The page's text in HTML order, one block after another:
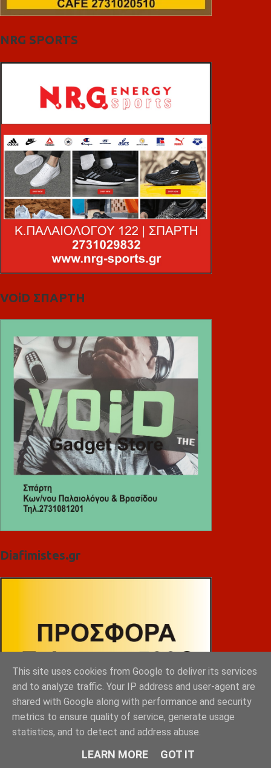
NRG SPORTS
VOiD ΣΠΑΡΤΗ
Diafimistes.gr
This site uses cookies from Google to deliver its services
and to analyze traffic. Your IP address and user-agent are
shared with Google along with performance and security
metrics to ensure quality of service, generate usage
statistics, and to detect and address abuse.
LEARN MORE GOT IT